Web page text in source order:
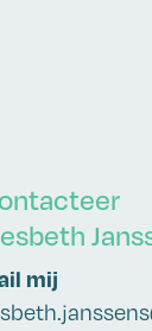
mij